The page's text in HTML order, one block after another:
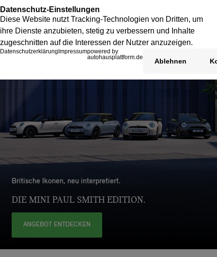
Britische Ikonen, neu interpretiert.
DIE MINI PAUL SMITH EDITION.
ANGEBOT ENTDECKEN